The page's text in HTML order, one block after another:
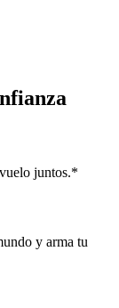
juntos.*
y arma tu